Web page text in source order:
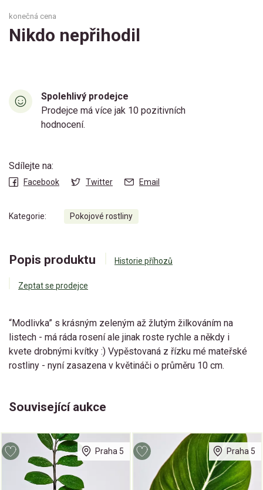
konečná cena
Nikdo nepřihodil
Spolehlivý prodejce
Prodejce má více jak 10 pozitivních
hodnocení.
Sdílejte na:
Facebook Twitter Email
Kategorie: Pokojové rostliny
Popis produktu Historie příhozů
Zeptat se prodejce
“Modlivka” s krásným zeleným až žlutým žilkováním na
listech - má ráda rosení ale jinak roste rychle a někdy i
kvete drobnými kvítky :) Vypěstovaná z řízku mé mateřské
rostliny - nyní zasazena v květináči o průměru 10 cm.
Související aukce
Praha 5 Praha 5